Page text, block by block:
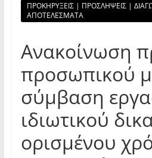
ΠΡΟΚΗΡΥΞΕΙΣ | ΠΡΟΣΛΗΨΕΙΣ |
ΑΠΟΤΕΛΕΣΜΑΤΑ
Ανακοίνωση
προσωπικού
σύμβαση
ιδιωτικού
ορισμένου